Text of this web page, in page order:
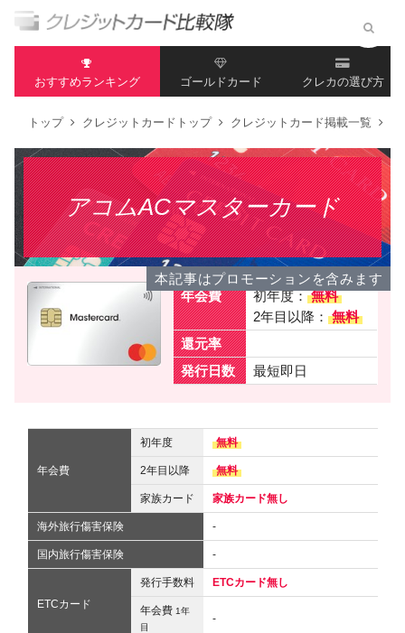
おすすめランキング ゴールドカード クレカの選び方
トップ クレジットカードトップ クレジットカード掲載一覧
アコムACマスターカード
本記事はプロモーションを含みます
年会費
初年度： 無料
2年目以降： 無料
還元率
発行日数
最短即日
年会費
初年度 無料
2年目以降 無料
家族カード 家族カード無し
海外旅行傷害保険 -
国内旅行傷害保険 -
ETCカード
発行手数料 ETCカード無し
年会費 1年
目
-